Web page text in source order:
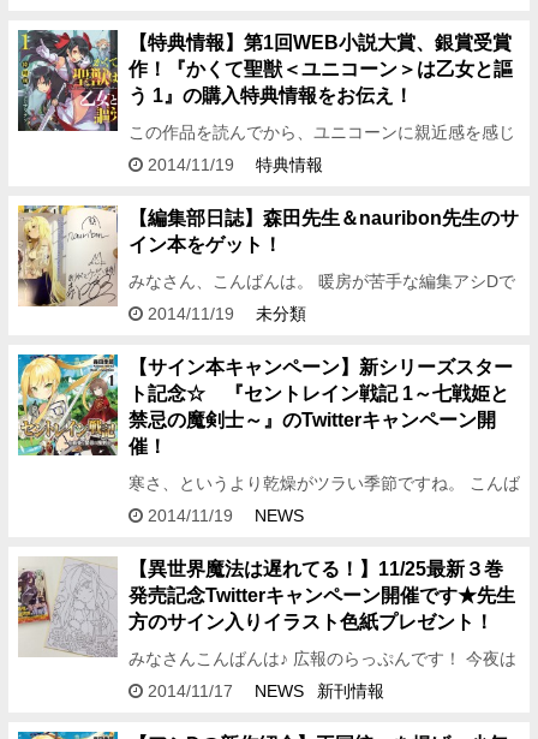
大人気ソーシ…
【特典情報】第1回WEB小説大賞、銀賞受賞
作！『かくて聖獣＜ユニコーン＞は乙女と謳
う 1』の購入特典情報をお伝え！
この作品を読んでから、ユニコーンに親近感を感じ
ずにはいられない。 みなさん、こんばんは。編集ア
ろう×オーバー…
2014/11/19 特典情報
【編集部日誌】森田先生＆nauribon先生のサ
イン本をゲット！
みなさん、こんばんは。 暖房が苦手な編集アシDで
す。 こう、頭ばかり暑くなっていくのがどうにも苦
まっていること…
2014/11/19 未分類
【サイン本キャンペーン】新シリーズスター
ト記念☆ 『セントレイン戦記 1～七戦姫と
禁忌の魔剣士～』のTwitterキャンペーン開
催！
寒さ、というより乾燥がツラい季節ですね。 こんば
んは、編集アシDです。 今年は去年より冷え込むよ
は……こたつは人…
2014/11/19 NEWS
【異世界魔法は遅れてる！】11/25最新３巻
発売記念Twitterキャンペーン開催です★先生
方のサイン入りイラスト色紙プレゼント！
みなさんこんばんは♪ 広報のらっぷんです！ 今夜は
しし座流星群のピークとか！ 流れ星ってちょっと神
2014/11/17 NEWS 新刊情報